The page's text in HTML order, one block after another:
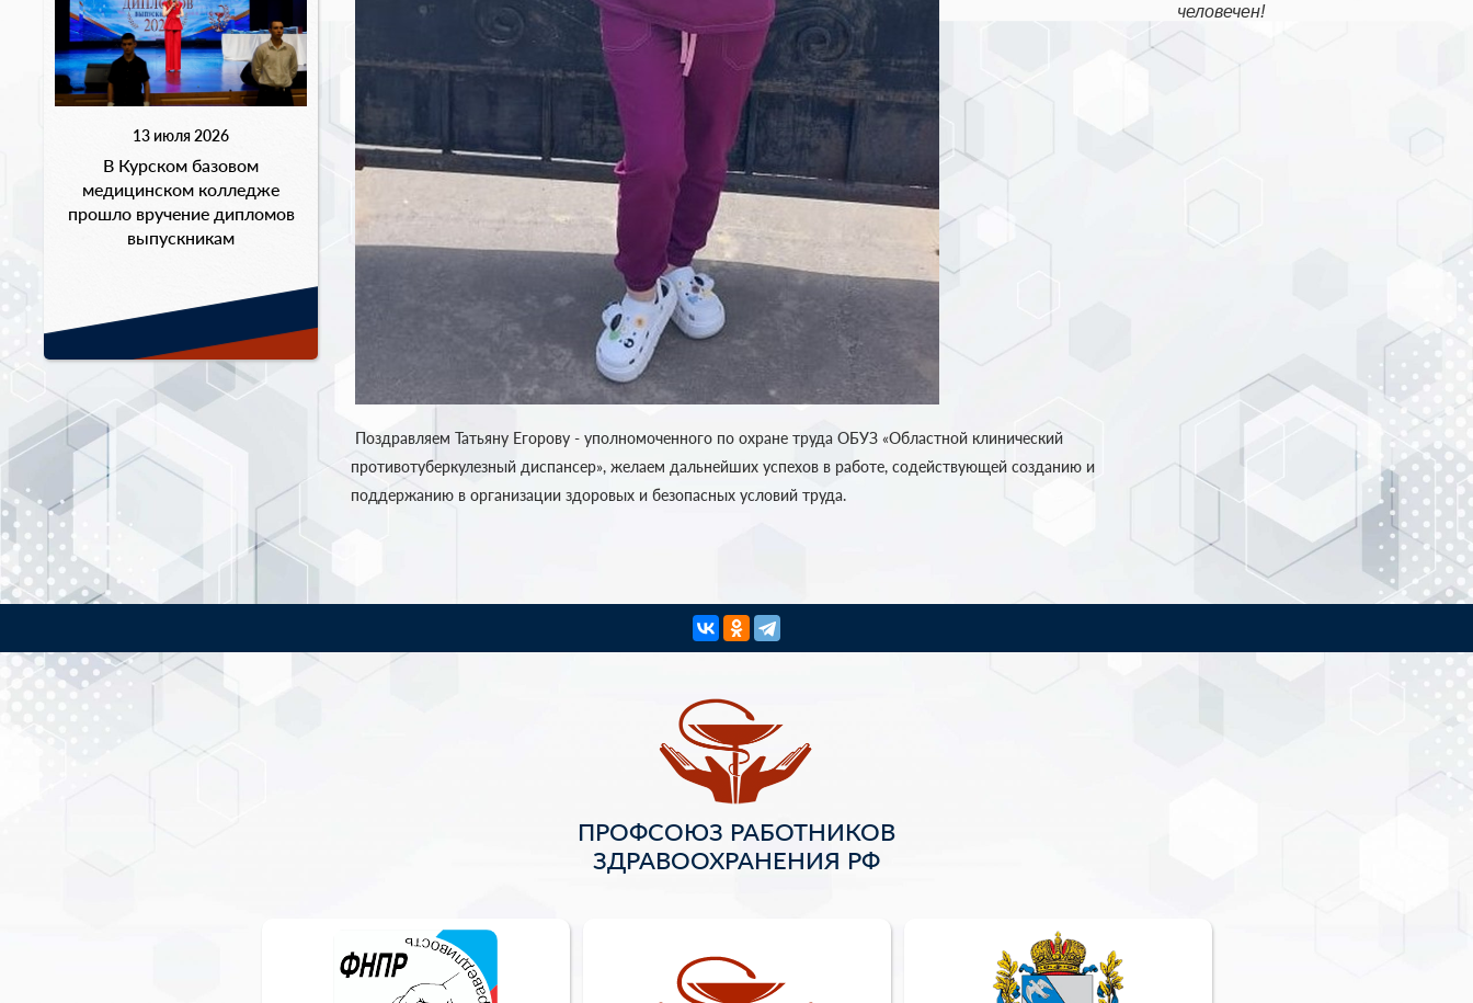
13 июля 2026
В Курском базовом
медицинском колледже
прошло вручение дипломов
выпускникам
человечен!
Поздравляем Татьяну Егорову - уполномоченного по охране труда ОБУЗ «Областной клинический
противотуберкулезный диспансер», желаем дальнейших успехов в работе, содействующей созданию и
поддержанию в организации здоровых и безопасных условий труда.
ПРОФСОЮЗ РАБОТНИКОВ
ЗДРАВООХРАНЕНИЯ РФ